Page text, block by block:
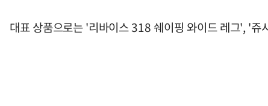
대표 상품으로는 '리바이스 318 쉐이핑 와이드 레그', '